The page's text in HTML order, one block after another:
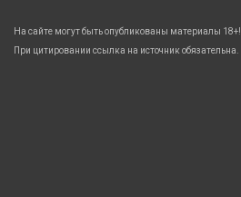
На сайте могут быть опубликованы материалы 18+!
При цитировании ссылка на источник обязательна.